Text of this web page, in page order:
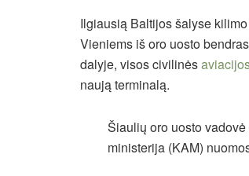
Ilgiausią Baltijos šalyse
Vieniems iš oro uosto
dalyje, visos civilinės
naują terminalą.
Šiaulių oro uosto
ministerija (KAM)